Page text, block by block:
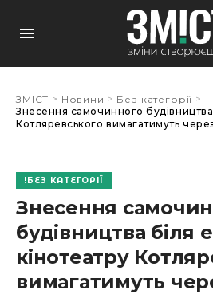
ЗМІСТ > Новини > Без категорії >
Знесення самочинного будівництва
Котляревського вимагатимуть
БЕЗ КАТЕГОРІЇ
Знесення
будівництва біля
кінотеатру
вимагатимуть